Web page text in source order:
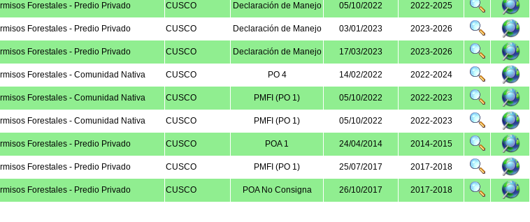
Forestales - Predio Privado CUSCO Declaración de Manejo 05/10/2022 2022-2025
Forestales - Predio Privado CUSCO Declaración de Manejo 03/01/2023 2023-2026
Forestales - Predio Privado CUSCO Declaración de Manejo 17/03/2023 2023-2026
Forestales - Comunidad Nativa CUSCO PO 4 14/02/2022 2022-2024
Forestales - Comunidad Nativa CUSCO PMFI (PO 1) 05/10/2022 2022-2023
Forestales - Comunidad Nativa CUSCO PMFI (PO 1) 05/10/2022 2022-2023
Forestales - Predio Privado CUSCO POA 1 24/04/2014 2014-2015
Forestales - Predio Privado CUSCO PMFI (PO 1) 25/07/2017 2017-2018
Forestales - Predio Privado CUSCO POA No Consigna 26/10/2017
2017-2018